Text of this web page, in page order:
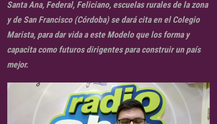
Santa Ana, Federal, Feliciano, escuelas rurales de la zona
y de San Francisco (Córdoba) se dará cita en el Colegio
Marista, para dar vida a este Modelo que los forma y
capacita como futuros dirigentes para construir un país
mejor.